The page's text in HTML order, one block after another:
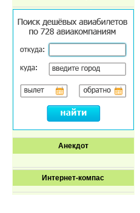
Анекдот
Интернет-компас